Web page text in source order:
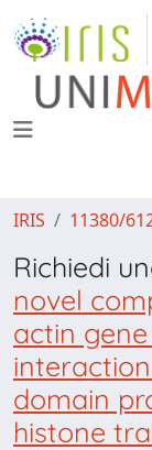
IRIS 11380/
Richiedi
novel
actin
domain
histone